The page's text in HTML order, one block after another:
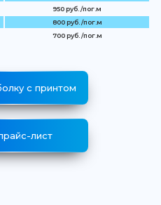
950 руб. /пог.м
800 руб. /пог.м
700 руб. /пог.м
с принтом
лист